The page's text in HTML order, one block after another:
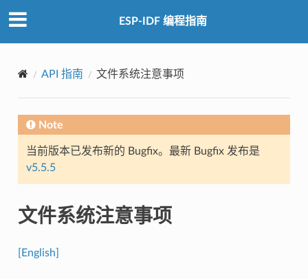
ESP-IDF 编程指南
API 指南 文件系统注意事项
Note
当前版本已发布新的 Bugfix。最新 Bugfix 发布是
v5.5.5
文件系统注意事项
[English]